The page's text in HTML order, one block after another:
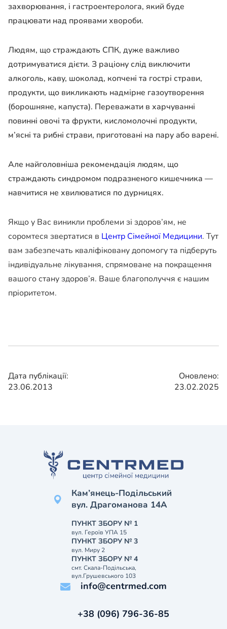
захворювання, і гастроентеролога, який буде
працювати над проявами хвороби.
Людям, що страждають СПК, дуже важливо
дотримуватися дієти. З раціону слід виключити
алкоголь, каву, шоколад, копчені та гострі страви,
продукти, що викликають надмірне газоутворення
(борошняне, капуста). Переважати в харчуванні
повинні овочі та фрукти, кисломолочні продукти,
м’ясні та рибні страви, приготовані на пару або варені.
Але найголовніша рекомендація людям, що
страждають синдромом подразненого кишечника —
навчитися не хвилюватися по дурницях.
Якщо у Вас виникли проблеми зі здоров’ям, не
соромтеся звертатися в Центр Сімейної Медицини. Тут
вам забезпечать кваліфіковану допомогу та підберуть
індивідуальне лікування, спрямоване на покращення
вашого стану здоров’я. Ваше благополуччя є нашим
пріоритетом.
Дата публікації:
23.06.2013
Оновлено:
23.02.2025
Кам’янець-Подільський
вул. Драгоманова 14А
ПУНКТ ЗБОРУ № 1
вул. Героїв УПА 15
ПУНКТ ЗБОРУ № 3
вул. Миру 2
ПУНКТ ЗБОРУ № 4
смт. Скала-Подільська,
вул.Грушевського 103
info@centrmed.com
+38 (096) 796-36-85